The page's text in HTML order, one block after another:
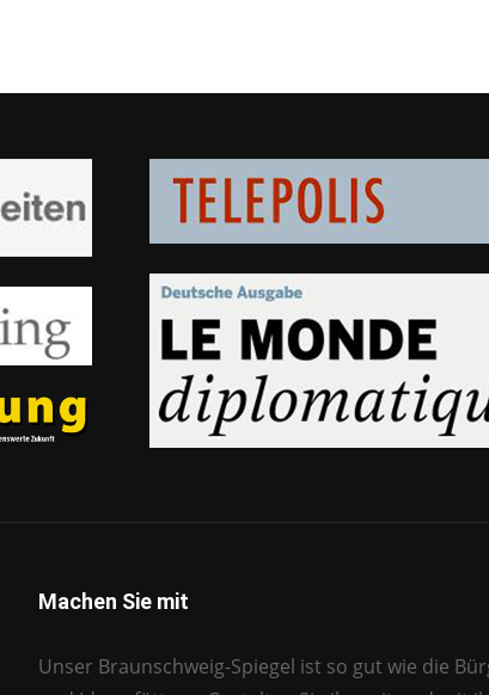
Machen Sie mit
Unser Braunschweig-Spiegel ist so gut wie die